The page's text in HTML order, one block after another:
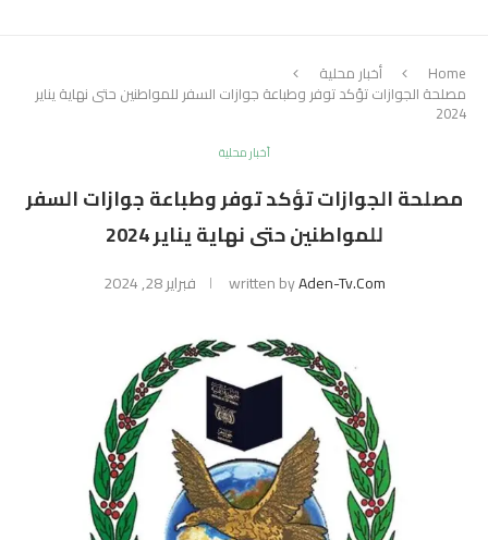
Home أخبار محلية
مصلحة الجوازات تؤكد توفر وطباعة جوازات السفر للمواطنين حتى نهاية يناير
2024
أخبار محلية
مصلحة الجوازات تؤكد توفر وطباعة جوازات السفر
للمواطنين حتى نهاية يناير 2024
written byAden-Tv.com فبراير 28, 2024